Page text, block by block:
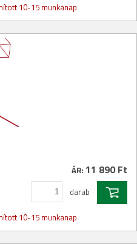
10-15 munkanap
ÁR: 11 890 Ft
darab
10-15 munkanap